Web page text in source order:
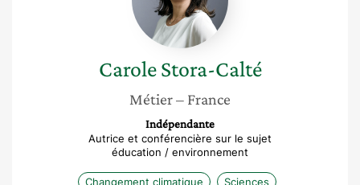
Carole Stora-Calté
Métier– France
Indépendante
Autrice et conférencière sur le sujet
éducation / environnement
Changement climatique Sciences